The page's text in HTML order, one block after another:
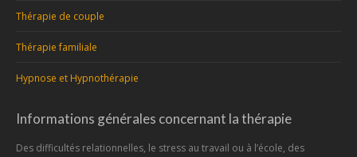
Thérapie de couple
Thérapie familiale
Hypnose et Hypnothérapie
Informations générales concernant la thérapie
Des difficultés relationnelles, le stress au travail ou à l’école, des